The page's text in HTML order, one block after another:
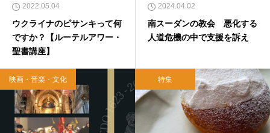
2022.05.04
ウクライナのピサンキって何
ですか？【ルーテルアワー・
聖書講座】
2024.04.02
南スーダンの教会 悪化する
人道危機の中で支援を訴え
映画・音楽・文化 特集